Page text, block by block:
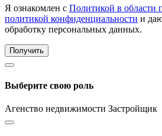
Я ознакомлен с Политикой в области
политикой конфиденциальности и
обработку персональных данных.
Получить
Выберите свою роль
Агенство недвижимости Застройщик